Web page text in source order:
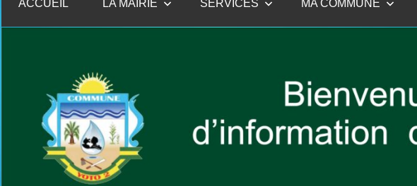
ACCUEIL LA MAIRIE SERVICES MA COMMUNE